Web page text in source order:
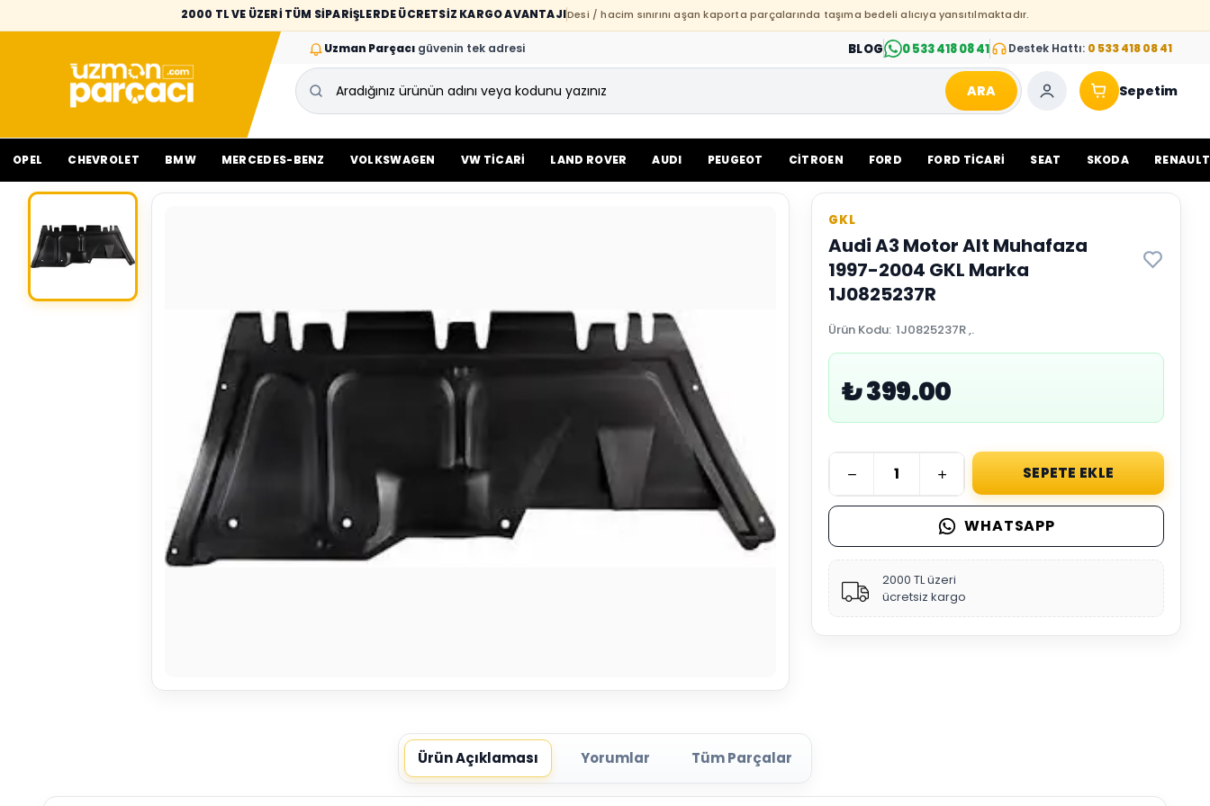
2000 TL VE ÜZERİ TÜM SİPARİŞLERDE ÜCRETSİZ KARGO AVANTAJIDesi / hacim sınırını aşan kaporta parçalarında taşıma bedeli alıcıya yansıtılmaktadır.
Uzman Parçacı güvenin tek adresi BLOG 0 533 418 08 41 Destek Hattı: 0 533 418 08 41
ARA Sepetim
OPEL CHEVROLET BMW MERCEDES-BENZ VOLKSWAGEN VW TİCARİ LAND ROVER AUDI PEUGEOT CİTROEN FORD FORD TİCARİ SEAT SKODA RENAULT
GKL
Audi A3 Motor Alt Muhafaza
1997-2004 GKL Marka
1J0825237R
Ürün Kodu: 1J0825237R ,.
₺ 399.00
SEPETE EKLE
WHATSAPP
2000 TL üzeri
ücretsiz kargo
Ürün Açıklaması Yorumlar Tüm Parçalar